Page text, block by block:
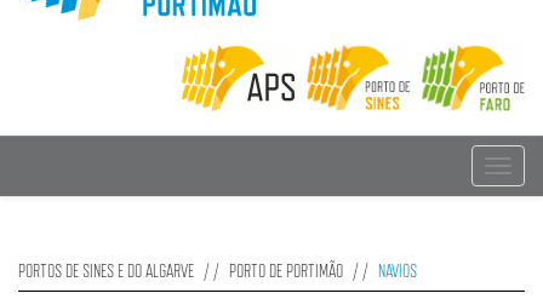
Toggle
PORTOS DE SINES E DO ALGARVE PORTO DE PORTIMÃO NAVIOS